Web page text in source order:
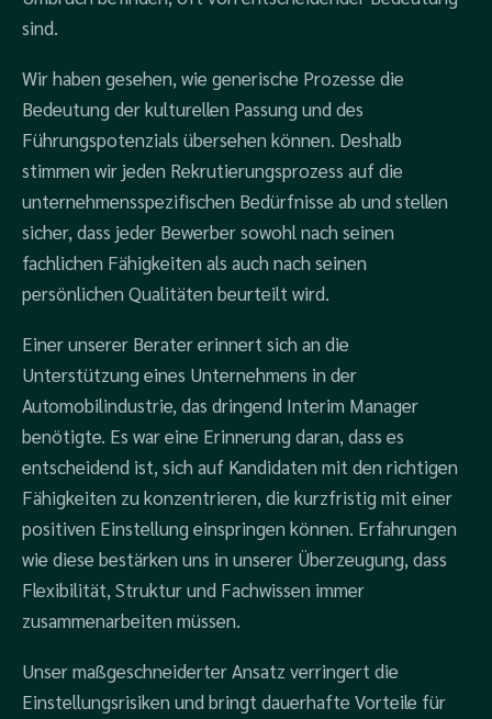
sind.
Wir haben gesehen, wie generische Prozesse die
Bedeutung der kulturellen Passung und des
Führungspotenzials übersehen können. Deshalb
stimmen wir jeden Rekrutierungsprozess auf die
unternehmensspezifischen Bedürfnisse ab und stellen
sicher, dass jeder Bewerber sowohl nach seinen
fachlichen Fähigkeiten als auch nach seinen
persönlichen Qualitäten beurteilt wird.
Einer unserer Berater erinnert sich an die
Unterstützung eines Unternehmens in der
Automobilindustrie, das dringend Interim Manager
benötigte. Es war eine Erinnerung daran, dass es
entscheidend ist, sich auf Kandidaten mit den richtigen
Fähigkeiten zu konzentrieren, die kurzfristig mit einer
positiven Einstellung einspringen können. Erfahrungen
wie diese bestärken uns in unserer Überzeugung, dass
Flexibilität, Struktur und Fachwissen immer
zusammenarbeiten müssen.
Unser maßgeschneiderter Ansatz verringert die
Einstellungsrisiken und bringt dauerhafte Vorteile für